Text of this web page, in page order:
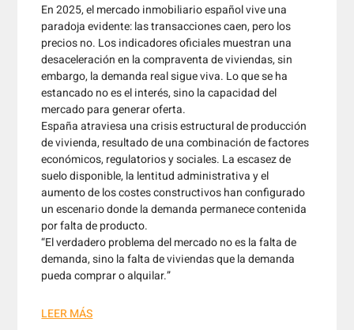
En 2025, el mercado inmobiliario español vive una
paradoja evidente: las transacciones caen, pero los
precios no. Los indicadores oficiales muestran una
desaceleración en la compraventa de viviendas, sin
embargo, la demanda real sigue viva. Lo que se ha
estancado no es el interés, sino la capacidad del
mercado para generar oferta.
España atraviesa una crisis estructural de producción
de vivienda, resultado de una combinación de factores
económicos, regulatorios y sociales. La escasez de
suelo disponible, la lentitud administrativa y el
aumento de los costes constructivos han configurado
un escenario donde la demanda permanece contenida
por falta de producto.
“El verdadero problema del mercado no es la falta de
demanda, sino la falta de viviendas que la demanda
pueda comprar o alquilar.”
LEER MÁS